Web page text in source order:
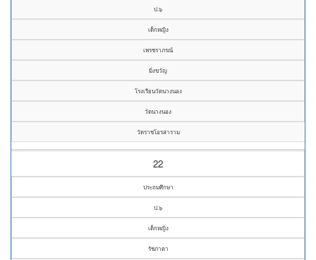
ป.๖
เด็กหญิง
เพรชราภรณ์
มิ่งขวัญ
โรงเรียนวัดนางนอง
วัดนางนอง
วัดราชโอรสาราม
22
ประถมศึกษา
ป.๖
เด็กหญิง
รัชภาดา